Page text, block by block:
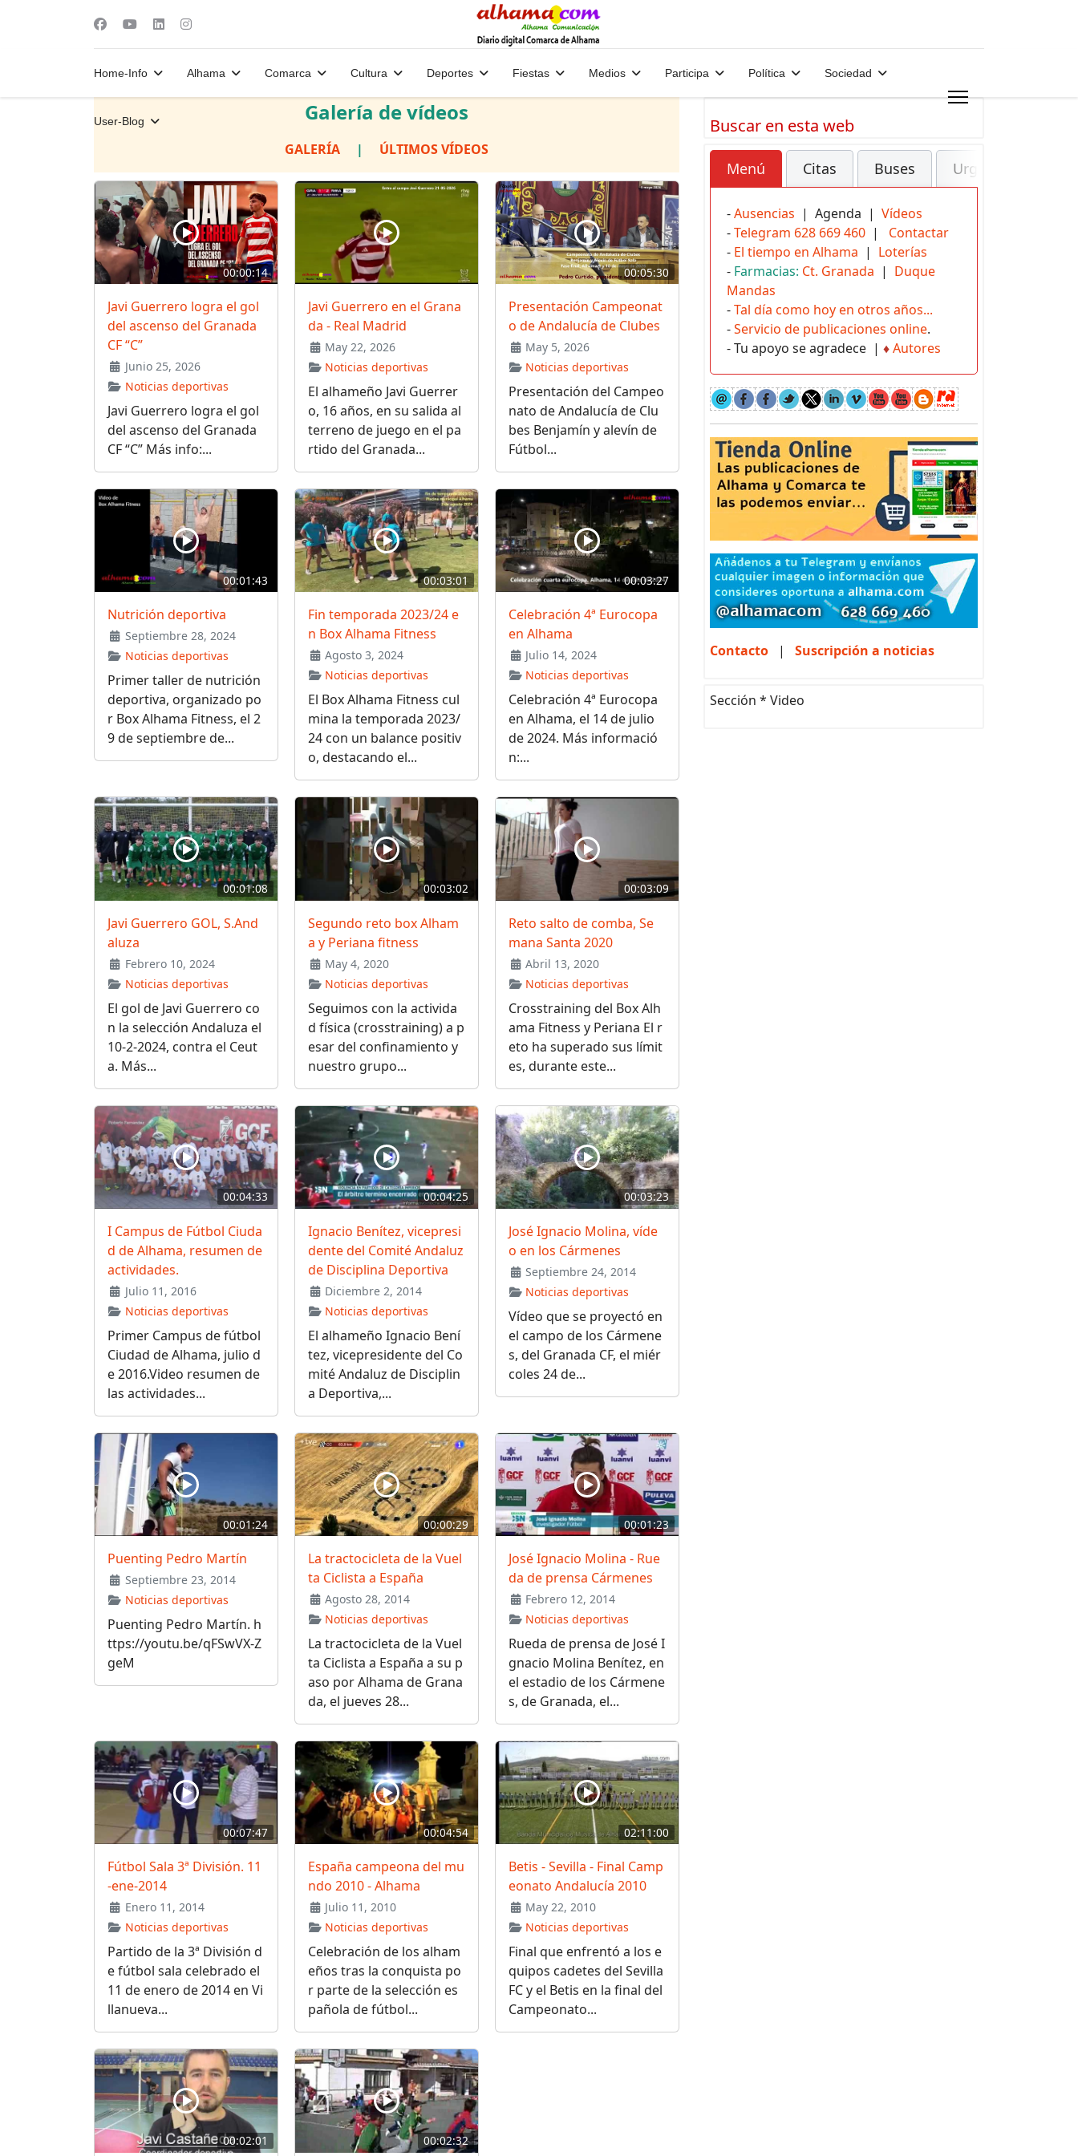
Home-Info Alhama Comarca Cultura Deportes Fiestas Medios Participa Política Sociedad
User-Blog Galería de vídeos
GALERÍA | ÚLTIMOS VÍDEOS
00:00:14
Javi Guerrero logra el gol
del ascenso del Granada
CF “C”
Junio 25, 2026
Noticias deportivas
Javi Guerrero logra el gol
del ascenso del Granada
CF “C” Más info:...
Javi Guerrero en el Grana
da - Real Madrid
May 22, 2026
Noticias deportivas
El alhameño Javi Guerrer
o, 16 años, en su salida al
terreno de juego en el pa
rtido del Granada...
00:05:30
Presentación Campeonat
o de Andalucía de Clubes
May 5, 2026
Noticias deportivas
Presentación del Campeo
nato de Andalucía de Clu
bes Benjamín y alevín de
Fútbol...
00:01:43
Nutrición deportiva
Septiembre 28, 2024
Noticias deportivas
Primer taller de nutrición
deportiva, organizado po
r Box Alhama Fitness, el 2
9 de septiembre de...
00:03:01
Fin temporada 2023/24 e
n Box Alhama Fitness
Agosto 3, 2024
Noticias deportivas
El Box Alhama Fitness cul
mina la temporada 2023/
24 con un balance positiv
o, destacando el...
00:03:27
Celebración 4ª Eurocopa
en Alhama
Julio 14, 2024
Noticias deportivas
Celebración 4ª Eurocopa
en Alhama, el 14 de julio
de 2024. Más informació
n:...
00:01:08
Javi Guerrero GOL, S.And
aluza
Febrero 10, 2024
Noticias deportivas
El gol de Javi Guerrero co
n la selección Andaluza el
10-2-2024, contra el Ceut
a. Más...
00:03:02
Segundo reto box Alham
a y Periana fitness
May 4, 2020
Noticias deportivas
Seguimos con la activida
d física (crosstraining) a p
esar del confinamiento y
nuestro grupo...
00:03:09
Reto salto de comba, Se
mana Santa 2020
Abril 13, 2020
Noticias deportivas
Crosstraining del Box Alh
ama Fitness y Periana El r
eto ha superado sus límit
es, durante este...
00:04:33
I Campus de Fútbol Ciuda
d de Alhama, resumen de
actividades.
Julio 11, 2016
Noticias deportivas
Primer Campus de fútbol
Ciudad de Alhama, julio d
e 2016.Video resumen de
las actividades...
00:04:25
Ignacio Benítez, vicepresi
dente del Comité Andaluz
de Disciplina Deportiva
Diciembre 2, 2014
Noticias deportivas
El alhameño Ignacio Bení
tez, vicepresidente del Co
mité Andaluz de Disciplin
a Deportiva,...
00:03:23
José Ignacio Molina, víde
o en los Cármenes
Septiembre 24, 2014
Noticias deportivas
Vídeo que se proyectó en
el campo de los Cármene
s, del Granada CF, el miér
coles 24 de...
00:01:24
Puenting Pedro Martín
Septiembre 23, 2014
Noticias deportivas
Puenting Pedro Martín. h
ttps://youtu.be/qFSwVX-Z
geM
00:00:29
La tractocicleta de la Vuel
ta Ciclista a España
Agosto 28, 2014
Noticias deportivas
La tractocicleta de la Vuel
ta Ciclista a España a su p
aso por Alhama de Grana
da, el jueves 28...
00:01:23
José Ignacio Molina - Rue
da de prensa Cármenes
Febrero 12, 2014
Noticias deportivas
Rueda de prensa de José I
gnacio Molina Benítez, en
el estadio de los Cármene
s, de Granada, el...
00:07:47
Fútbol Sala 3ª División. 11
-ene-2014
Enero 11, 2014
Noticias deportivas
Partido de la 3ª División d
e fútbol sala celebrado el
11 de enero de 2014 en Vi
llanueva...
00:04:54
España campeona del mu
ndo 2010 - Alhama
Julio 11, 2010
Noticias deportivas
Celebración de los alham
eños tras la conquista po
r parte de la selección es
pañola de fútbol...
02:11:00
Betis - Sevilla - Final Camp
eonato Andalucía 2010
May 22, 2010
Noticias deportivas
Final que enfrentó a los e
quipos cadetes del Sevilla
FC y el Betis en la final del
Campeonato...
00:02:01 00:02:32
Buscar en esta web
Menú Citas Buses Urgencias
-Ausencias | Agenda | Vídeos
-Telegram 628 669 460 | Contactar
- El tiempo en Alhama | Loterías
- Farmacias: Ct. Granada | Duque
Mandas
-Tal día como hoy en otros años...
-Servicio de publicaciones online.
- Tu apoyo se agradece | ♦Autores
Contacto | Suscripción a noticias
Sección * Video